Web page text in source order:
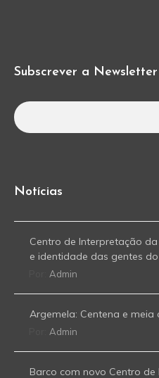
Subscrever a Newsletter
Notícias
Centro de Interpretação
e identidade das gentes
Admin
Argemela: Centena e meia
Admin
Barco com novo Centro